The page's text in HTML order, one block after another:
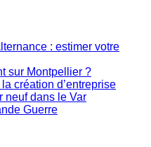
: estimer votre
sur Montpellier ?
création d’entreprise
neuf dans le Var
Guerre